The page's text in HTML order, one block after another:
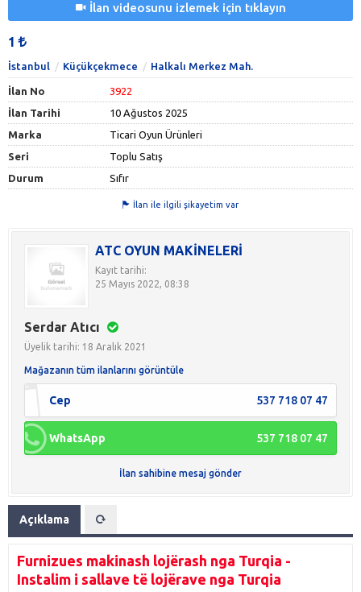
İlan videosunu izlemek için tıklayın
1
İstanbul Küçükçekmece Halkalı Merkez Mah.
İlan No
3922
İlan Tarihi
10 Ağustos 2025
Marka
Ticari Oyun Ürünleri
Seri
Toplu Satış
Durum
Sıfır
İlan ile ilgili şikayetim var
ATC OYUN MAKİNELERİ
Kayıt tarihi:
25 Mayıs 2022, 08:38
Serdar Atıcı
Üyelik tarihi: 18 Aralık 2021
Mağazanın tüm ilanlarını görüntüle
Cep 537 718 07 47
WhatsApp 537 718 07 47
İlan sahibine mesaj gönder
Açıklama
Furnizues makinash lojërash nga Turqia -
Instalim i sallave të lojërave nga Turqia